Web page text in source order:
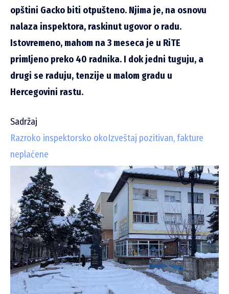
opštini Gacko biti otpušteno. Njima je, na osnovu
nalaza inspektora, raskinut ugovor o radu.
Istovremeno, mahom na 3 meseca je u RiTE
primljeno preko 40 radnika. I dok jedni tuguju, a
drugi se raduju, tenzije u malom gradu u
Hercegovini rastu.
Sadržaj
Razroko inspektorsko okoIzveštaj pozitivan, fakture
neplaćene